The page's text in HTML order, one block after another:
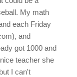
My math
each Friday
and
got 1000 and
teacher she
I can't